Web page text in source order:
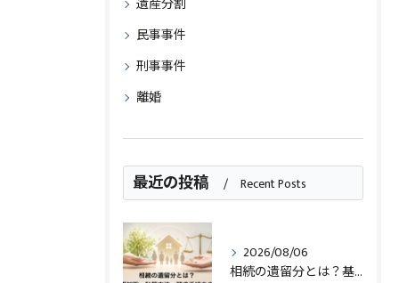
民事事件
刑事事件
離婚
最近の投稿 Recent Posts
2026/08/06
相続の遺留分とは？基礎知識・計算方法・請求手続きまでわかる完全ガイド